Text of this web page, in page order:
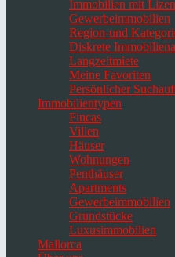
Immobilien mit
Gewerbeimmobilien
Region-und
Diskrete
Langzeitmiete
Meine Favoriten
Persönlicher
Immobilientypen
Fincas
Villen
Häuser
Wohnungen
Penthäuser
Apartments
Gewerbeimmobilien
Grundstücke
Luxusimmobilien
Mallorca